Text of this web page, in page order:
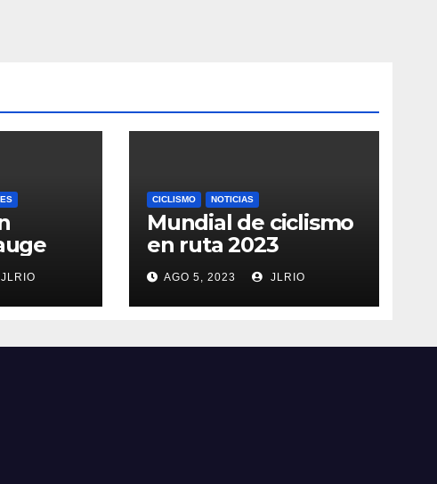
JLRIO
CICLISMO NOTICIAS
Mundial de ciclismo
en ruta 2023
AGO 5, 2023 JLRIO